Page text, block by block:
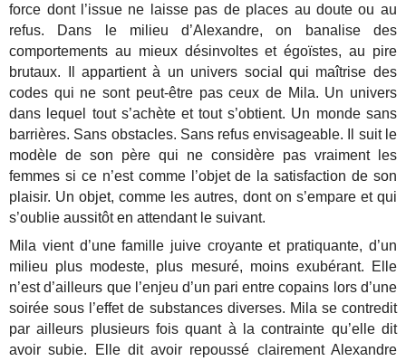
force dont l’issue ne laisse pas de places au doute ou au
refus. Dans le milieu d’Alexandre, on banalise des
comportements au mieux désinvoltes et égoïstes, au pire
brutaux. Il appartient à un univers social qui maîtrise des
codes qui ne sont peut-être pas ceux de Mila. Un univers
dans lequel tout s’achète et tout s’obtient. Un monde sans
barrières. Sans obstacles. Sans refus envisageable. Il suit le
modèle de son père qui ne considère pas vraiment les
femmes si ce n’est comme l’objet de la satisfaction de son
plaisir. Un objet, comme les autres, dont on s’empare et qui
s’oublie aussitôt en attendant le suivant.
Mila vient d’une famille juive croyante et pratiquante, d’un
milieu plus modeste, plus mesuré, moins exubérant. Elle
n’est d’ailleurs que l’enjeu d’un pari entre copains lors d’une
soirée sous l’effet de substances diverses. Mila se contredit
par ailleurs plusieurs fois quant à la contrainte qu’elle dit
avoir subie. Elle dit avoir repoussé clairement Alexandre